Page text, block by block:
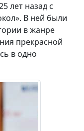
лет назад с
В ней были
в жанре
прекрасной
в одно